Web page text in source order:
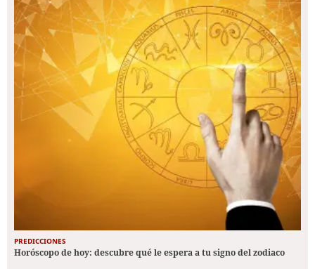
PREDICCIONES
Horóscopo de hoy: descubre qué le espera a tu signo del zodiaco